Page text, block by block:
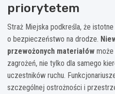
priorytetem
Straż Miejska podkreśla, że
o bezpieczeństwo na drodze.
przewożonych materiałów
zagrożeń, nie tylko dla samego
uczestników ruchu.
szczególnej ostrożności i